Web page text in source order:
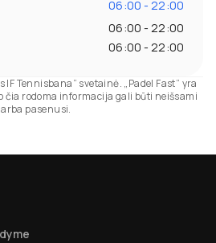
06:00 - 22:00
06:00 - 22:00
06:00 - 22:00
Tennisbana“ svetainė. „Padel Fast“ yra
čia rodoma informacija gali būti neišsami
arba pasenusi.